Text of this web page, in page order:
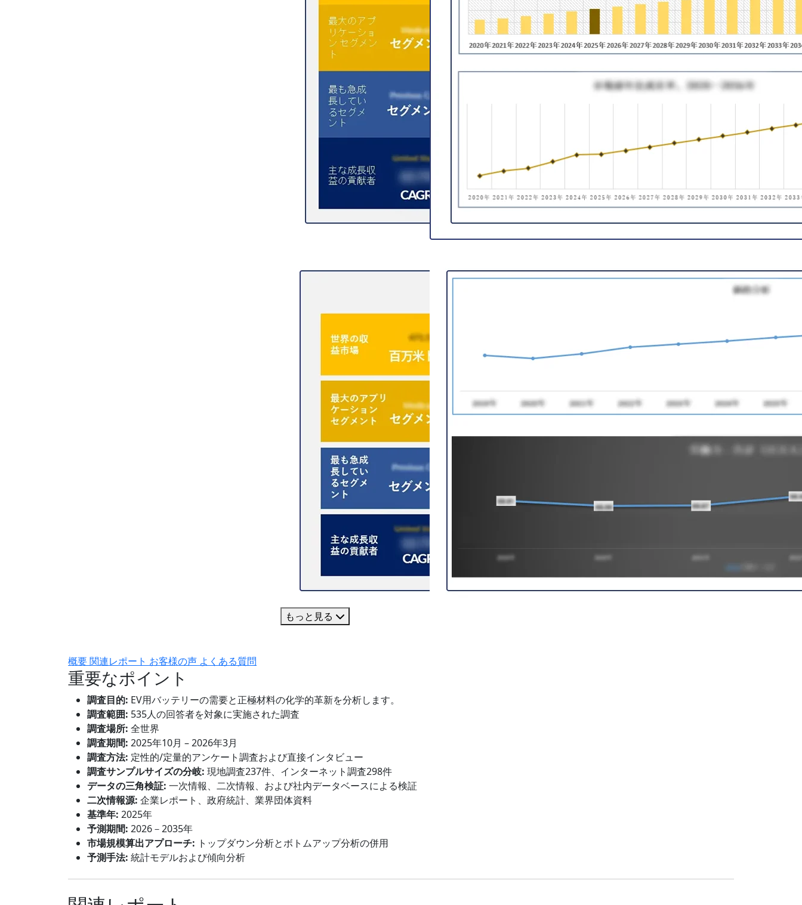
もっと見る
概要関連レポート お客様の声 よくある質問
重要なポイント
調査目的: EV用バッテリーの需要と正極材料の化学的革新を分析します。
調査範囲: 535人の回答者を対象に実施された調査
調査場所: 全世界
調査期間: 2025年10月 – 2026年3月
調査方法: 定性的/定量的アンケート調査および直接インタビュー
調査サンプルサイズの分岐: 現地調査237件、インターネット調査298件
データの三角検証: 一次情報、二次情報、および社内データベースによる検証
二次情報源: 企業レポート、政府統計、業界団体資料
基準年: 2025年
予測期間: 2026－2035年
市場規模算出アプローチ: トップダウン分析とボトムアップ分析の併用
予測手法: 統計モデルおよび傾向分析